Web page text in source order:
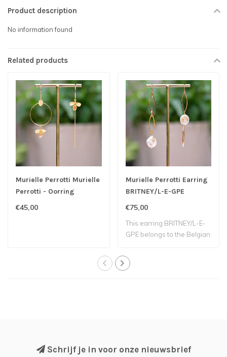
Product description
No information found
Related products
Murielle Perrotti Murielle
Perrotti - Oorring
€45,00
Murielle Perrotti Earring
BRITNEY/L-E-GPE
€75,00
This earring BRITNEY/L-E-
GPE belongs to the Belgian
Schrijf je in voor onze nieuwsbrief